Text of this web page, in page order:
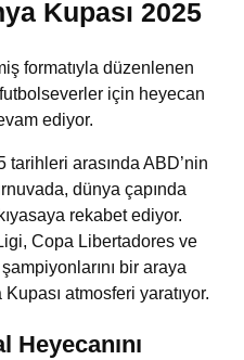
Kupası 2025
formatıyla düzenlenen
için heyecan
ediyor.
arasında ABD’nin
dünya çapında
rekabet ediyor.
Copa Libertadores ve
bir araya
atmosferi yaratıyor.
Heyecanını